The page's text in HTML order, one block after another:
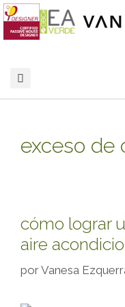
exceso de
cómo lograr
aire
porVanesa